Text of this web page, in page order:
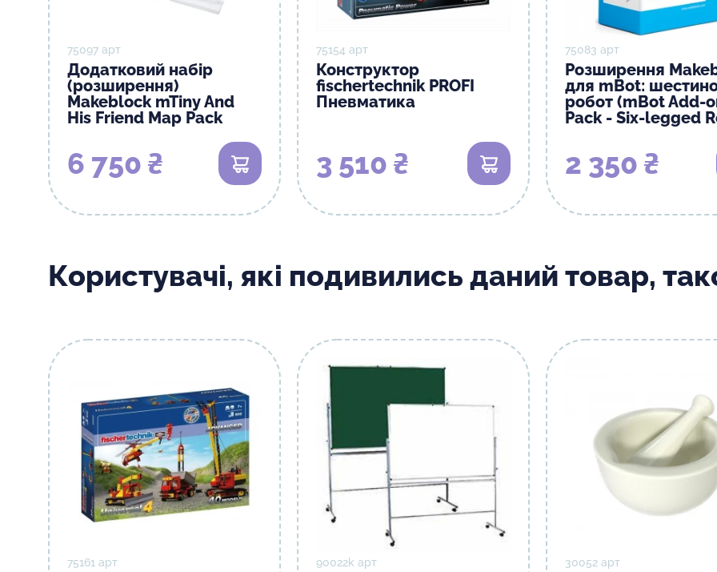
75097 арт
Додатковий набір
(розширення)
Makeblock mTiny And
His Friend Map Pack
6 750 ₴ В кошик
75154 арт
Конструктор
fisсhertechnik PROFI
Пневматика
3 510 ₴ В кошик
75083 арт
Розширення
для mBot:
робот (mBot Add-
Pack - Six-legged
2 350 ₴
Користувачі, які подивились даний товар,
75161 арт 90022k арт 30052 арт